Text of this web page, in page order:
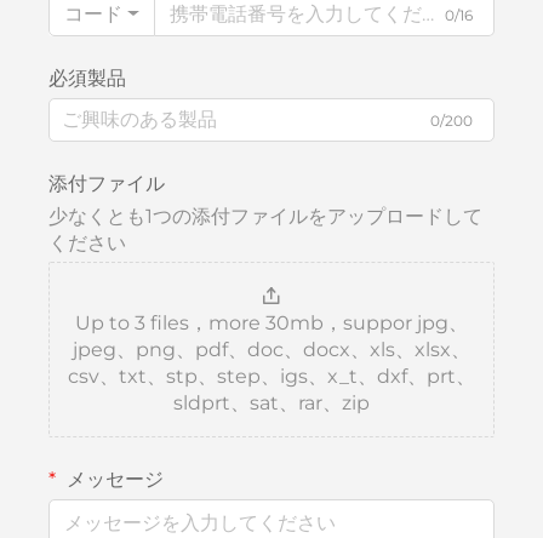
コード
0/16
必須製品
0/200
添付ファイル
少なくとも1つの添付ファイルをアップロードして
ください
Up to 3 files，more 30mb，suppor jpg、
jpeg、png、pdf、doc、docx、xls、xlsx、
csv、txt、stp、step、igs、x_t、dxf、prt、
sldprt、sat、rar、zip
メッセージ